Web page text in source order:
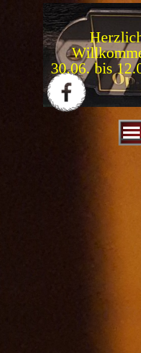
Direkt zum Seiteninhalt
15.09. bis 31.
Menü